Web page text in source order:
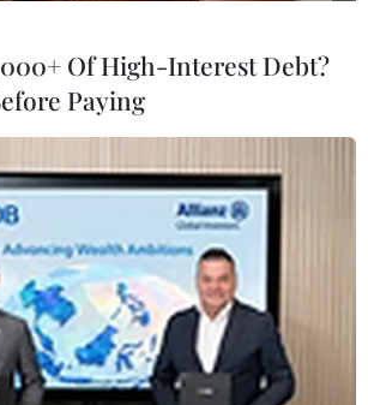
Of High-Interest Debt?
Paying